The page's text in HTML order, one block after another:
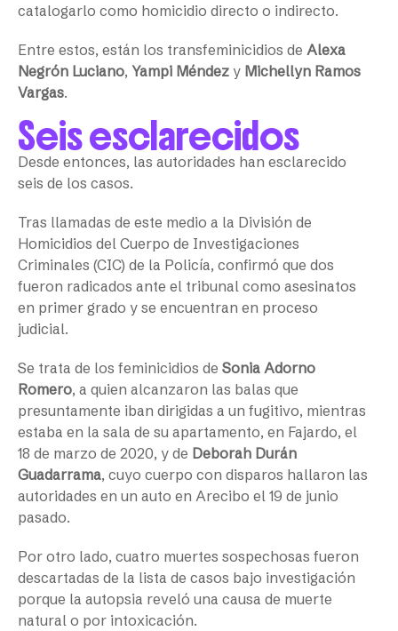
catalogarlo como homicidio directo o indirecto.
Entre estos, están los transfeminicidios de Alexa
Negrón Luciano, Yampi Méndez y Michellyn Ramos
Vargas.
Seis esclarecidos
Desde entonces, las autoridades han esclarecido
seis de los casos.
Tras llamadas de este medio a la División de
Homicidios del Cuerpo de Investigaciones
Criminales (CIC) de la Policía, confirmó que dos
fueron radicados ante el tribunal como asesinatos
en primer grado y se encuentran en proceso
judicial.
Se trata de los feminicidios de Sonia Adorno
Romero, a quien alcanzaron las balas que
presuntamente iban dirigidas a un fugitivo, mientras
estaba en la sala de su apartamento, en Fajardo, el
18 de marzo de 2020, y de Deborah Durán
Guadarrama, cuyo cuerpo con disparos hallaron las
autoridades en un auto en Arecibo el 19 de junio
pasado.
Por otro lado, cuatro muertes sospechosas fueron
descartadas de la lista de casos bajo investigación
porque la autopsia reveló una causa de muerte
natural o por intoxicación.